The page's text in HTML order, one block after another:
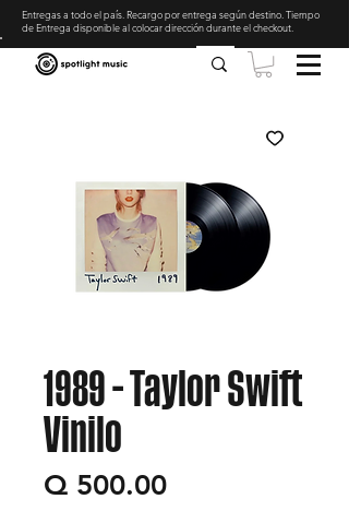
Entregas a todo el país. Recargo por entrega según destino. Tiempo
de Entrega disponible al colocar dirección durante el checkout
1989 - Taylor Swift
Vinilo
Q 500.00Precio